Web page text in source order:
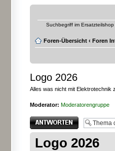
Suchbegriff im
Foren-Übersicht ‹ Foren
Logo 2026
Alles was nicht mit Elektrotechnik
Moderator: Moderatorengruppe
Antwort erstellen
Logo 2026